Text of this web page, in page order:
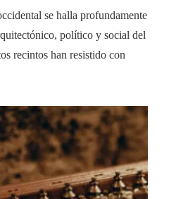
se halla profundamente
político y social del
recintos han resistido con